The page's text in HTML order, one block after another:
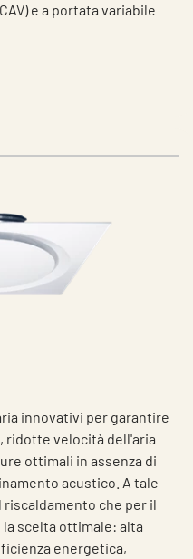
e a portata variabile
innovativi per garantire
ridotte velocità dell'aria
ottimali in assenza di
acustico. A tale
che per il
scelta ottimale: alta
energetica,